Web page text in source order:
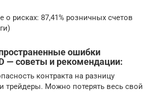
о рисках: 87,41% розничных счетов
ошибки
— советы и рекомендации:
контракта на разницу
трейдеры. Можно потерять весь свой